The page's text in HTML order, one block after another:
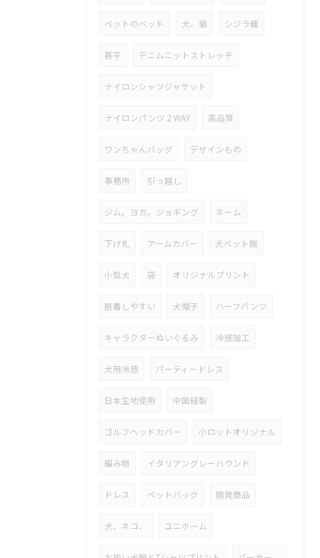
ペットのベッド 犬、猫 シジラ織
甚平 デニムニットストレッチ
ナイロンシャツジャケット
ナイロンパンツ２WAY 高品質
ワンちゃんバッグ デザインもの
事務所 引っ越し
ジム。ヨガ。ジョギング ネーム
下げ札 アームカバー 犬ペット服
小型犬 袋 オリジナルプリント
脱着しやすい 犬帽子 ハーフパンツ
キャラクターぬいぐるみ 冷感加工
犬用冷感 パーティードレス
日本生地使用 中国縫製
ゴルフヘッドカバー 小ロットオリジナル
編み物 イタリアングレーハウンド
ドレス ペットバッグ 開発商品
犬、ネコ、 ユニホーム